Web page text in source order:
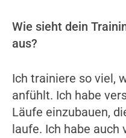
Wie sieht dein
aus?
Ich trainiere so viel,
anfühlt. Ich habe
Läufe einzubauen,
laufe. Ich habe auch